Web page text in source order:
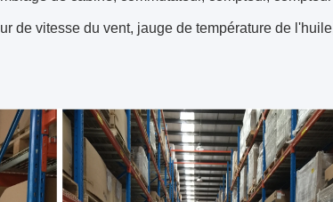
de vitesse du vent, jauge de température de